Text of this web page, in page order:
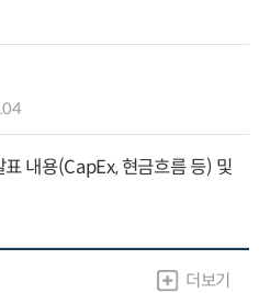
내용(CapEx, 현금흐름 등) 및
더보기